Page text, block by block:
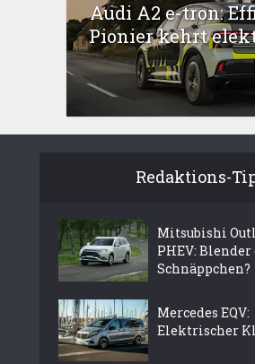
Audi A2 e-tron:
Pionier kehrt
Redaktions-
Mitsubishi
PHEV: Blender
Schnäppchen?
Mercedes EQV:
Elektrischer